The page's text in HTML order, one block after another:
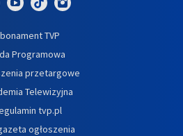
TVP
Programowa
przetargowe
Telewizyjna
tvp.pl
ogłoszenia